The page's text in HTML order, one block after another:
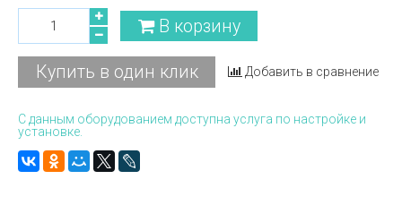
В корзину
Купить в один клик Добавить в сравнение
С данным оборудованием доступна услуга по настройке и
установке.